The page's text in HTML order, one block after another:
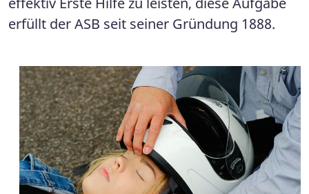
erfüllt der ASB seit seiner Gründung 1888.